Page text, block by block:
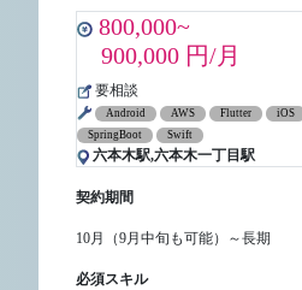
800,000~
900,000 円/月
要相談
Android AWS Flutter iOS
SpringBoot
Swift
六本木駅,六本木一丁目駅
契約期間
10月（9月中旬も可能）～長期
必須スキル